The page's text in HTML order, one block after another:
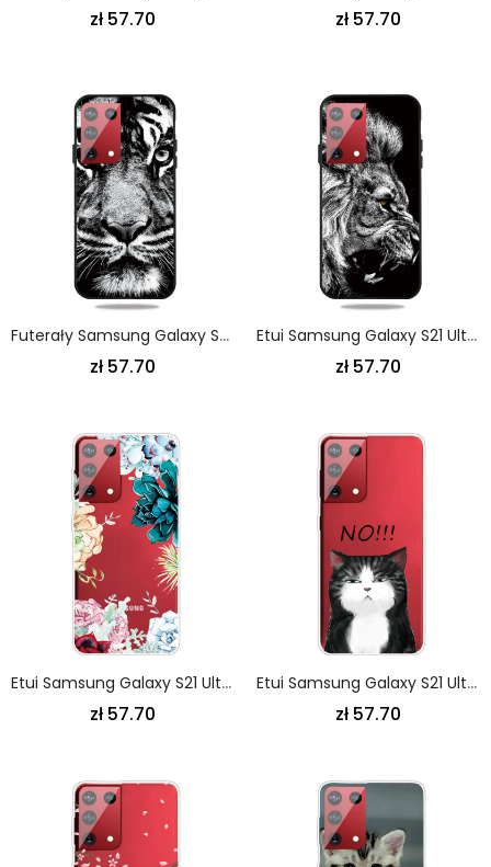
zł 57.70 zł 57.70
Futerały Samsung Galaxy S21 Ultra 5G Etui Na Telefon Tygrys Czarno-Biały
zł 57.70
Etui Samsung Galaxy S21 Ultra 5G Dziki Lew
zł 57.70
Etui Samsung Galaxy S21 Ultra 5G Kwiaty Akwarelowe Etui Ochronne
zł 57.70
Etui Samsung Galaxy S21 Ultra 5G Kot. Który Mówi Nie Etui Ochronne
zł 57.70